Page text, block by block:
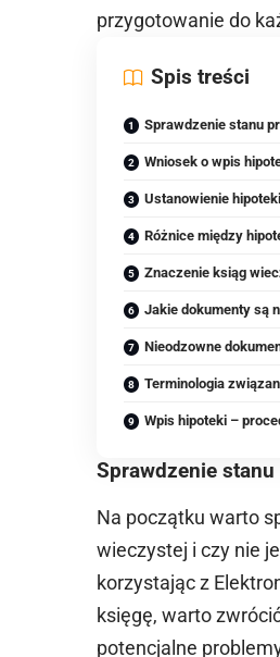
przygotowanie do
Spis treści
Sprawdzenie stanu
Wniosek o wpis
Ustanowienie
Różnice między
Znaczenie ksiąg
Jakie dokumenty są
Nieodzowne
Terminologia
Wpis hipoteki –
Sprawdzenie
Na początku warto
wieczystej i czy nie
korzystając z
księgę, warto
potencjalne